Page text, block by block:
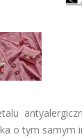
o tym samym